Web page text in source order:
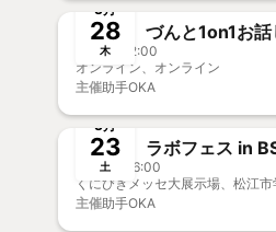
3月
28
木
11:00 - 12:00
オンライン、オンライン
主催助手OKA
終了
3月
23
土
ラボフェス in
09:30 - 16:00
くにびきメッセ大展示場、松江
主催助手OKA
終了